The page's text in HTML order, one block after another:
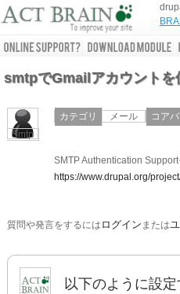
smtpでGmailアカウントを
カテゴリ メール コア
Smtp
SMTP Authentication
https://www.drupal.org/
質問や発言をするには ログイン または
以下のように設定